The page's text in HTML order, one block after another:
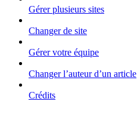
Gérer plusieurs sites
Changer de site
Gérer votre équipe
Changer l’auteur d’un article
Crédits